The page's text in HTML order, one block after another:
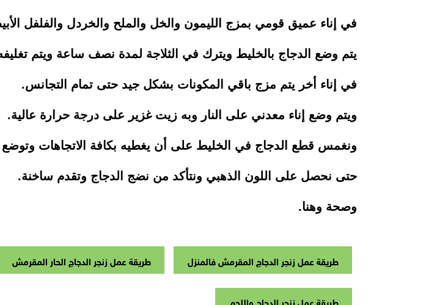
في إناء عميق قومي بمزج الليمون والخل والملح والخردل والفلفل
يتم وضع الدجاج بالخليط ويترك في الثلاجة لمدة نصف ساعة ويتم
في إناء أخر يتم مزج باقي المكونات بشكل جيد حتى تمام التجانس.
ويتم وضع إناء معدني على النار وبه زيت غزير على درجة حرارة عالية.
ونغمس قطع الدجاج في الخليط على أن يغطيه بكافة الاتجاهات وتوضع
حتى نحصل على اللون الذهبي ونتأكد من نضج الدجاج وتقدم ساخنة.
وصحة وهنا.
طريقة عمل زنجر الدجاج المقرمش فالمنزل طريقة عمل زنجر الدجاج الحار المقرمش
طريقة عمل زنجر الدجاج واللحم